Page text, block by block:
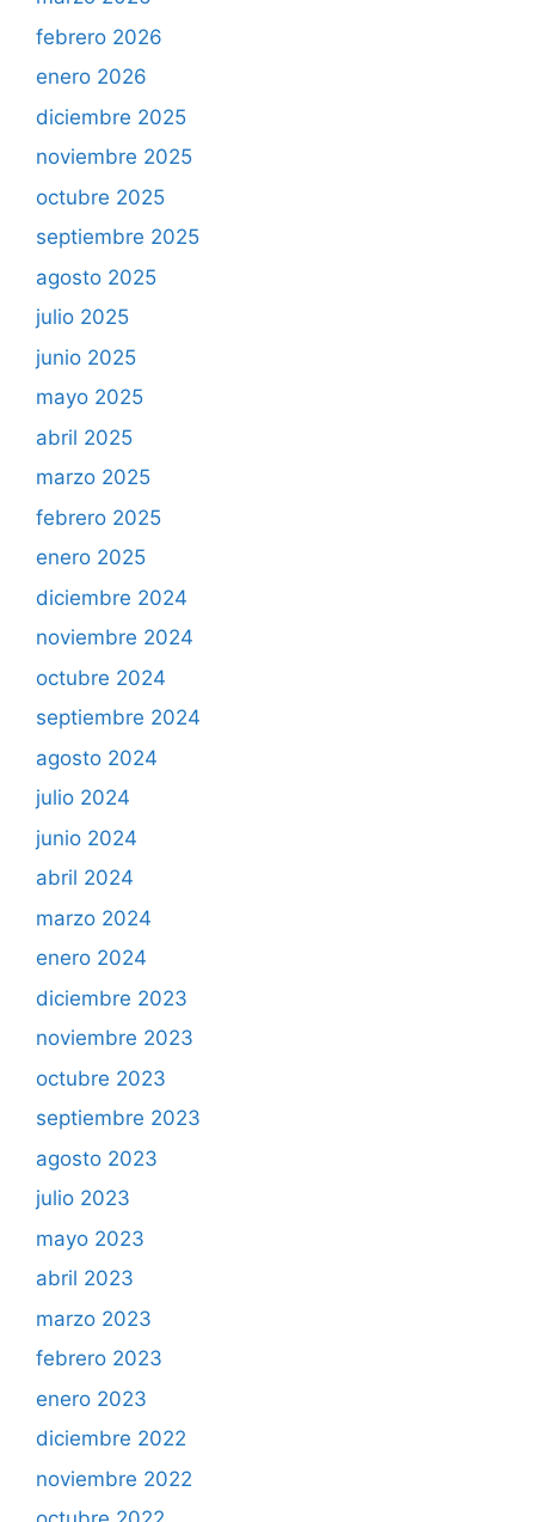
febrero 2026
enero 2026
diciembre 2025
noviembre 2025
octubre 2025
septiembre 2025
agosto 2025
julio 2025
junio 2025
mayo 2025
abril 2025
marzo 2025
febrero 2025
enero 2025
diciembre 2024
noviembre 2024
octubre 2024
septiembre 2024
agosto 2024
julio 2024
junio 2024
abril 2024
marzo 2024
enero 2024
diciembre 2023
noviembre 2023
octubre 2023
septiembre 2023
agosto 2023
julio 2023
mayo 2023
abril 2023
marzo 2023
febrero 2023
enero 2023
diciembre 2022
noviembre 2022